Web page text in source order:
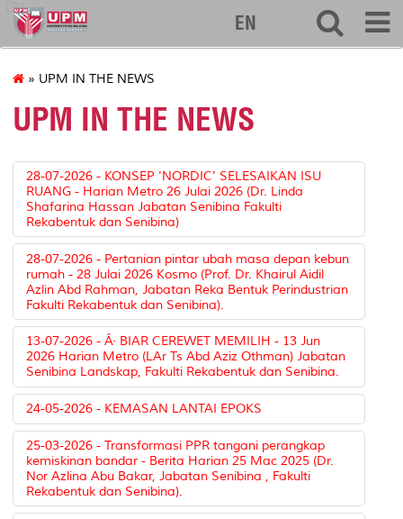
127
EN
» UPM IN THE NEWS
UPM IN THE NEWS
28-07-2026 - KONSEP 'NORDIC' SELESAIKAN ISU
RUANG - Harian Metro 26 Julai 2026 (Dr. Linda
Shafarina Hassan Jabatan Senibina Fakulti
Rekabentuk dan Senibina)
28-07-2026 - Pertanian pintar ubah masa depan kebun
rumah - 28 Julai 2026 Kosmo (Prof. Dr. Khairul Aidil
Azlin Abd Rahman, Jabatan Reka Bentuk Perindustrian
Fakulti Rekabentuk dan Senibina).
13-07-2026 - Â· BIAR CEREWET MEMILIH - 13 Jun
2026 Harian Metro (LAr Ts Abd Aziz Othman) Jabatan
Senibina Landskap, Fakulti Rekabentuk dan Senibina.
24-05-2026 - KEMASAN LANTAI EPOKS
25-03-2026 - Transformasi PPR tangani perangkap
kemiskinan bandar - Berita Harian 25 Mac 2025 (Dr.
Nor Azlina Abu Bakar, Jabatan Senibina , Fakulti
Rekabentuk dan Senibina).